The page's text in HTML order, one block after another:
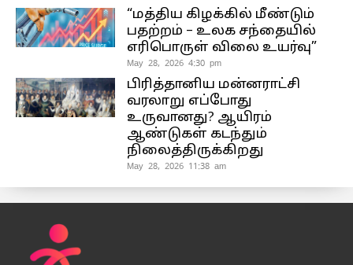
“மத்திய கிழக்கில் மீண்டும்
பதற்றம் – உலக சந்தையில்
எரிபொருள் விலை உயர்வு”
May 28, 2026 4:30 pm
பிரித்தானிய மன்னராட்சி
வரலாறு எப்போது
உருவானது? ஆயிரம்
ஆண்டுகள் கடந்தும்
நிலைத்திருக்கிறது
May 28, 2026 11:38 am